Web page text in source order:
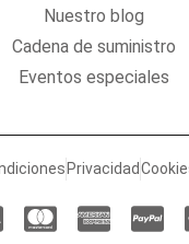
Nuestro blog
Cadena de suministro
Eventos especiales
Privacidad